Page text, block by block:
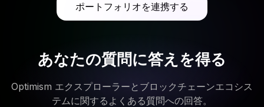
ポートフォリオを連携する
あなたの質問に答えを得る
Optimism エクスプローラーとブロックチェーンエコシス
テムに関するよくある質問への回答。